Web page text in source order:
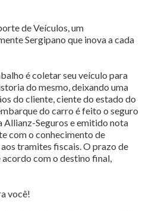
de Veículos, um
Sergipano que inova a cada
é coletar seu veículo para
do mesmo, deixando uma
do cliente, ciente do estado do
do carro é feito o seguro
Allianz-Seguros e emitido nota
com o conhecimento de
tramites fiscais. O prazo de
com o destino final,
você!